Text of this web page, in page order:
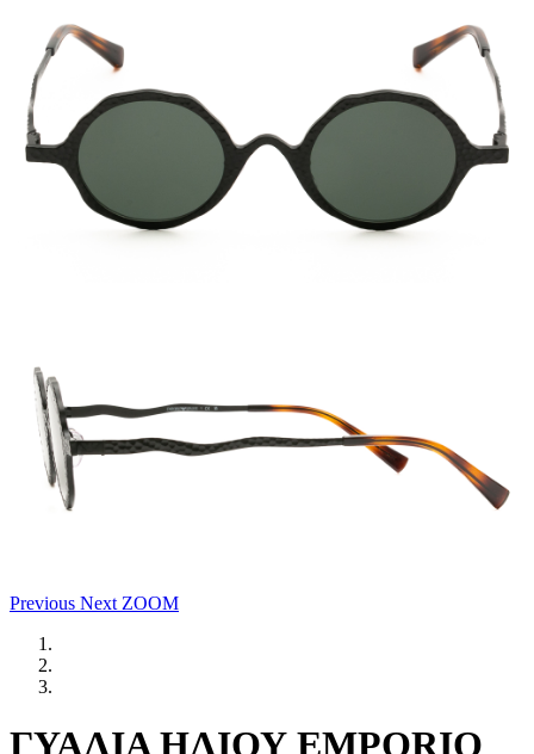
Previous Next ZOOM
ΓΥΑΛΙΑ ΗΛΙΟΥ EMPORIO